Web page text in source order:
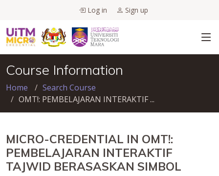
Log in Sign up
Course Information
Home
Search Course
OMT!: PEMBELAJARAN INTERAKTIF ...
MICRO-CREDENTIAL IN OMT!:
PEMBELAJARAN INTERAKTIF
TAJWID BERASASKAN SIMBOL